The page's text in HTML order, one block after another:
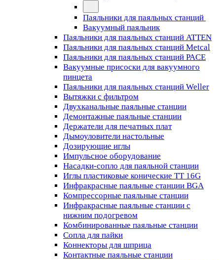
Паяльники для паяльных станций
Вакуумный паяльник
Паяльники для паяльных станций ATTEN
Паяльники для паяльных станций Metcal
Паяльники для паяльных станций PACE
Вакуумные присоски для вакуумного
пинцета
Паяльники для паяльных станций Weller
Вытяжки с фильтром
Двухканальные паяльные станции
Демонтажные паяльные станции
Держатели для печатных плат
Дымоуловители настольные
Дозирующие иглы
Импульсное оборудование
Насадки-сопло для паяльной станции
Иглы пластиковые конические TT 16G
Инфракрасные паяльные станции BGA
Компрессорные паяльные станции
Инфракрасные паяльные станции с
нижним подогревом
Комбинированные паяльные станции
Сопла для пайки
Коннекторы для шприца
Контактные паяльные станции